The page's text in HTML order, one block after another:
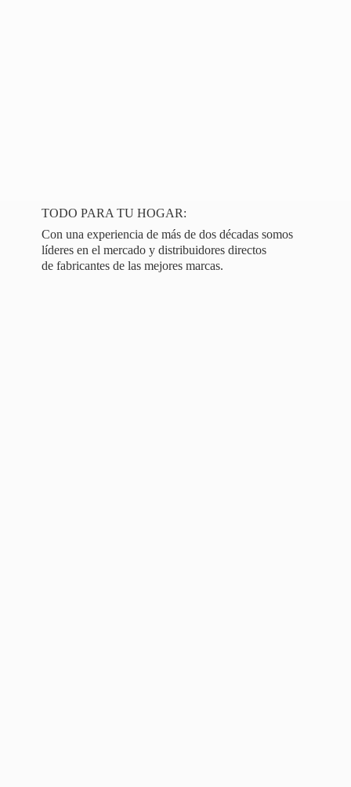
TODO PARA TU HOGAR:
Con una experiencia de más de dos décadas somos
líderes en el mercado y distribuidores directos
de fabricantes de las mejores marcas.